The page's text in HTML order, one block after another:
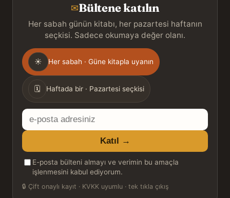
✉Bültene katılın
Her sabah günün kitabı, her pazartesi haftanın
seçkisi. Sadece okumaya değer olanı.
Gönderim
sıklığı
☀ Her sabah · Güne kitapla uyanın
🗓 Haftada bir · Pazartesi seçkisi
E-
posta
adresiniz
Katıl →
E-posta bülteni almayı ve verimin bu amaçla
işlenmesini kabul ediyorum.
🔒 Çift onaylı kayıt · KVKK uyumlu · tek tıkla çıkış